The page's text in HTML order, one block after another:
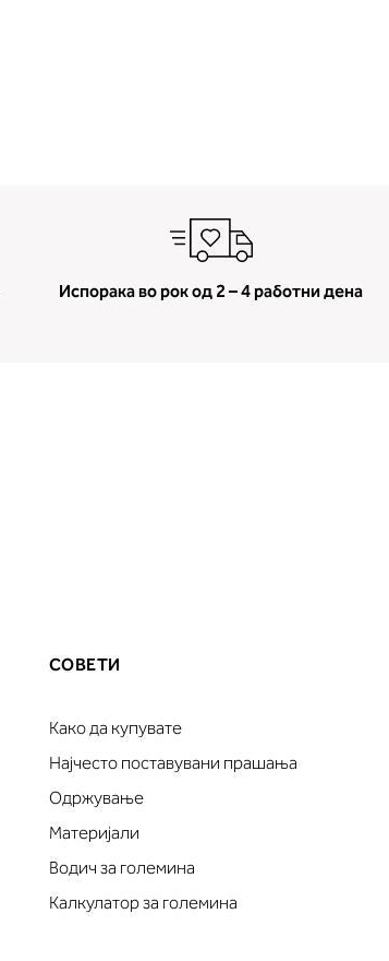
Испорака во рок од 2 – 4 работни дена
СОВЕТИ
Како да купувате
Најчесто поставувани прашања
Одржување
Материјали
Водич за големина
Калкулатор за големина